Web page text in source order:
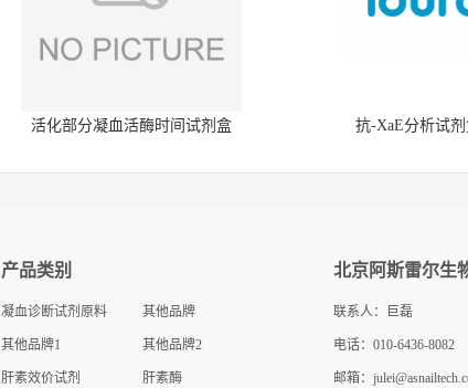
活化部分凝血活酶时间试剂盒 抗-XaE分析试剂
产品类别
凝血诊断试剂原料 其他品牌
其他品牌1 其他品牌2
肝素效价试剂 肝素酶
北京阿斯雷尔生
联系人：巨磊
电话：010-6436-8082
邮箱：